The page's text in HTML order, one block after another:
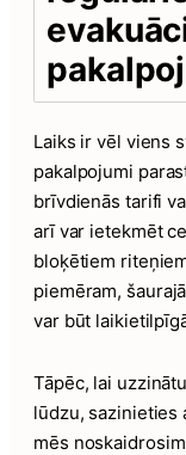
Laiks ir vēl viens
pakalpojumi
brīvdienās tarifi
arī var ietekmēt
bloķētiem
piemēram,
var būt
Tāpēc, lai
lūdzu, sazinieties
mēs